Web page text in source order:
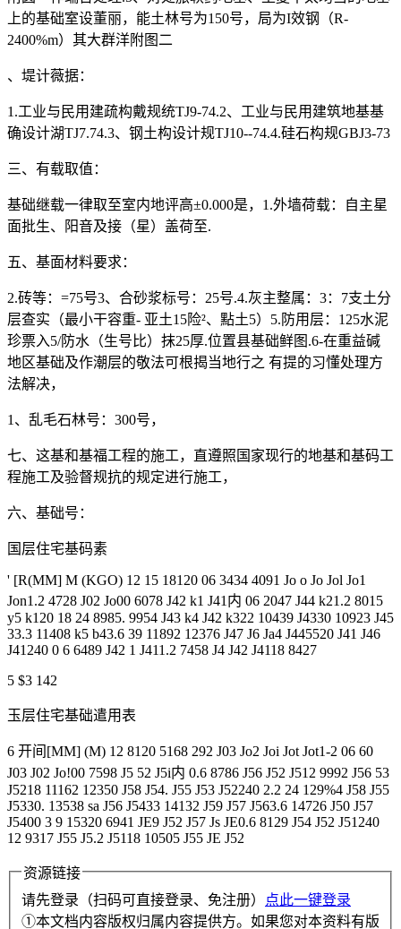
上的基础室设董丽，能土林号为150号，局为I效钢（R-
2400%m）其大群洋附图二
、堤计薇据：
1.工业与民用建疏构戴规统TJ9-74.2、工业与民用建筑地基基
确设计湖TJ7.74.3、钢土构设计规TJ10--74.4.硅石构规GBJ3-73
三、有载取值：
基础继载一律取至室内地评高±0.000是，1.外墙荷载：自主星
面批生、阳音及接（星）盖荷至.
五、基面材料要求：
2.砖等：=75号3、合砂浆标号：25号.4.灰主整属：3：7支土分
层查实（最小干容重- 亚土15险²、點土5）5.防用层：125水泥
珍票入5/防水（生号比）抹25厚.位置县基础鲜图.6-在重益碱
地区基础及作潮层的敬法可根揭当地行之 有提的习懂处理方
法解决，
1、乱毛石林号：300号，
七、这基和基福工程的施工，直遵照国家现行的地基和基码工
程施工及验督规抗的规定进行施工，
六、基础号：
国层住宅基码素
' [R(MM] M (KGO) 12 15 18120 06 3434 4091 Jo o Jo Jol Jo1
Jon1.2 4728 J02 Jo00 6078 J42 k1 J41内 06 2047 J44 k21.2 8015
y5 k120 18 24 8985. 9954 J43 k4 J42 k322 10439 J4330 10923 J45
33.3 11408 k5 b43.6 39 11892 12376 J47 J6 Ja4 J445520 J41 J46
J41240 0 6 6489 J42 1 J411.2 7458 J4 J42 J4118 8427
5 $3 142
玉层住宅基础遣用表
6 开间[MM] (M) 12 8120 5168 292 J03 Jo2 Joi Jot Jot1-2 06 60
J03 J02 Jo!00 7598 J5 52 J5i内 0.6 8786 J56 J52 J512 9992 J56 53
J5218 11162 12350 J58 J54. J55 J53 J52240 2.2 24 129%4 J58 J55
J5330. 13538 sa J56 J5433 14132 J59 J57 J563.6 14726 J50 J57
J5400 3 9 15320 6941 JE9 J52 J57 Js JE0.6 8129 J54 J52 J51240
12 9317 J55 J5.2 J5118 10505 J55 JE J52
资源链接
请先登录（扫码可直接登录、免注册）
点此一键登录
①本文档内容版权归属内容提供方。如果您对本资料有版